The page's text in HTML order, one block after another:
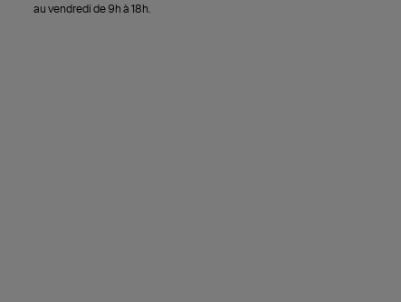
au vendredi de 9h à 18h.